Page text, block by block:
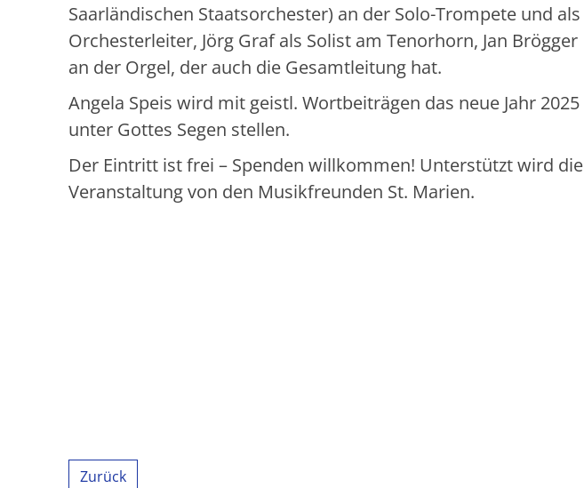
Saarländischen Staatsorchester) an der Solo-Trompete und als
Orchesterleiter, Jörg Graf als Solist am Tenorhorn, Jan Brögger
an der Orgel, der auch die Gesamtleitung hat.
Angela Speis wird mit geistl. Wortbeiträgen das neue Jahr 2025
unter Gottes Segen stellen.
Der Eintritt ist frei – Spenden willkommen! Unterstützt wird die
Veranstaltung von den Musikfreunden St. Marien.
Zurück